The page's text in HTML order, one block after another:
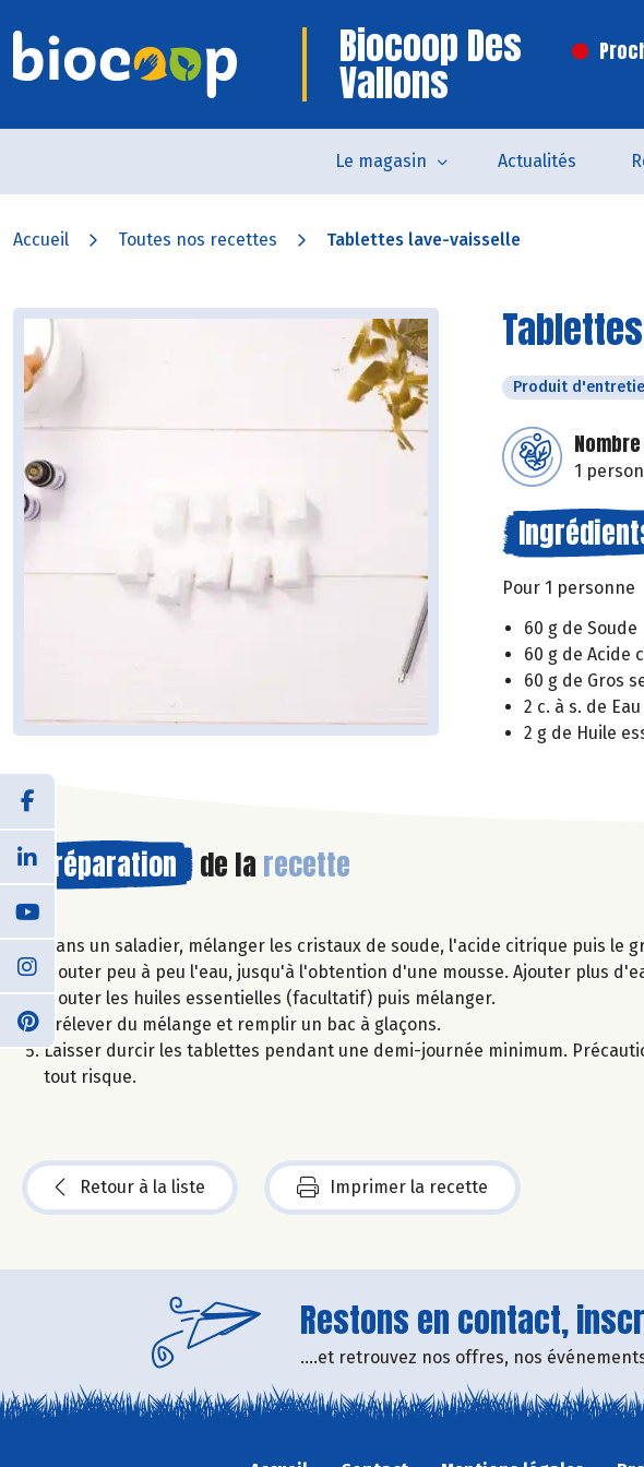
Biocoop Des
Vallons
Le magasin Actualités
Accueil Toutes nos recettes Tablettes lave-vaisselle
Produit
1
Pour 1 personne
60 g de Soude
60 g de Acide
60 g de Gros
2 c. à s. de Eau
2 g de Huile
Préparation de la recette
Dans un saladier, mélanger les cristaux de soude, l'acide citrique puis le
Ajouter peu à peu l'eau, jusqu'à l'obtention d'une mousse. Ajouter plus
Ajouter les huiles essentielles (facultatif) puis mélanger.
Prélever du mélange et remplir un bac à glaçons.
Laisser durcir les tablettes pendant une demi-journée minimum.
tout risque.
Retour à la liste Imprimer la recette
Restons en contact,
....et retrouvez nos offres, nos